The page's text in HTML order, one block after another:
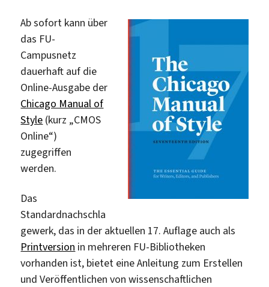
Wissenschaft
ein“
Ab sofort kann über
das FU-
Campusnetz
dauerhaft auf die
Online-Ausgabe der
Chicago Manual of
Style (kurz „CMOS
Online“)
zugegriffen
werden.
Das
Standardnachschla
gewerk, das in der aktuellen 17. Auflage auch als
Printversion in mehreren FU-Bibliotheken
vorhanden ist, bietet eine Anleitung zum Erstellen
und Veröffentlichen von wissenschaftlichen